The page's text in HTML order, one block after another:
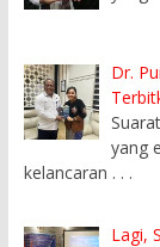
Dr.
yang
kelancaran . . .
Lagi,